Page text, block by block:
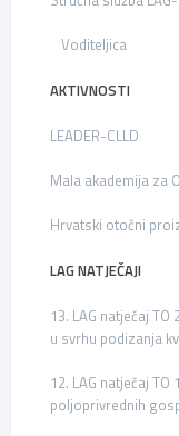
Voditeljica
AKTIVNOSTI
LEADER-CLLD
Mala akademija za
Hrvatski otočni
LAG NATJEČAJI
13. LAG natječaj
u svrhu podizanja
12. LAG natječaj
poljoprivrednih